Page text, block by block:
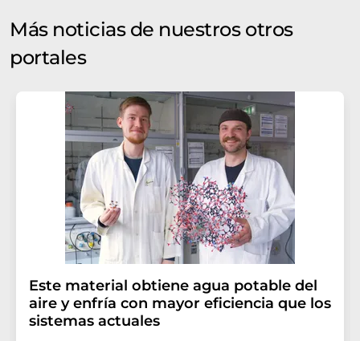
Más noticias de nuestros otros
portales
Este material obtiene agua potable del
aire y enfría con mayor eficiencia que los
sistemas actuales